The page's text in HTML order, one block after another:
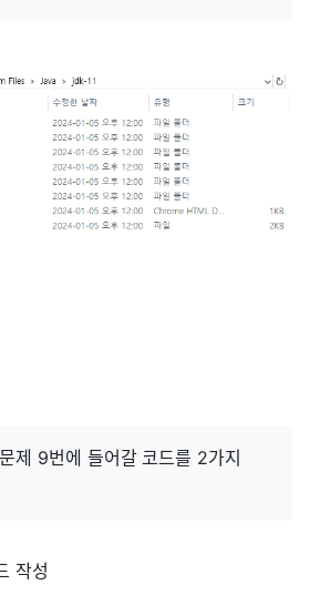
제 9번에 들어갈 코드를 2가지
작성